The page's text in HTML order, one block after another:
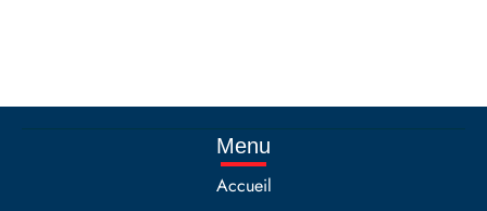
Menu
Accueil